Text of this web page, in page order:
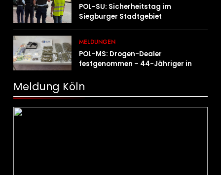
POL-SU: Sicherheitstag im
Siegburger Stadtgebiet
MELDUNGEN
POL-MS: Drogen-Dealer
festgenommen – 44-Jähriger in
Meldung Köln